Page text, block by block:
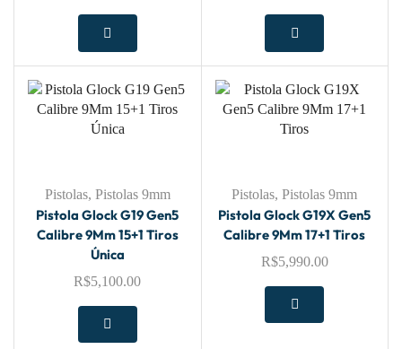
Pistolas, Pistolas 9mm
Pistola Glock G19 Gen5
Calibre 9Mm 15+1 Tiros
Única
R$5,100.00
Pistolas,Pistolas 9mm
Pistola Glock G19X Gen5
Calibre 9Mm 17+1 Tiros
R$5,990.00